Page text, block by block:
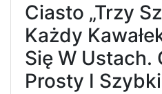
Ciasto „Trzy
Każdy
Się W Ustach.
Prosty I